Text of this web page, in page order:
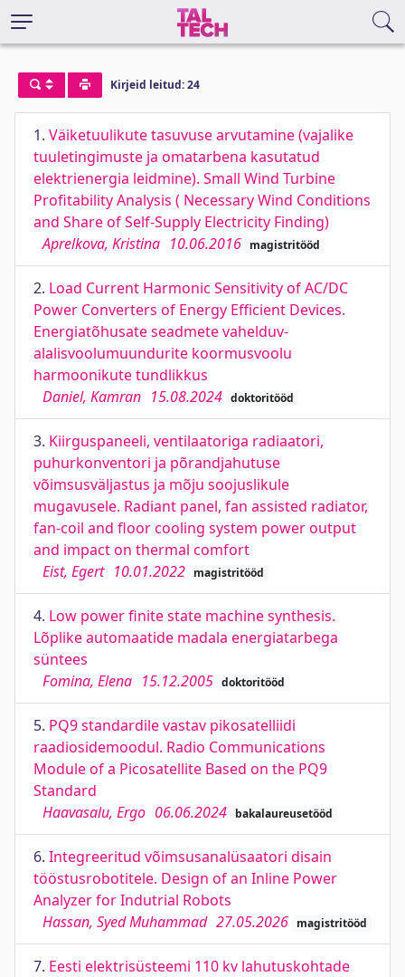
Kirjeid leitud: 24
1. Väiketuulikute tasuvuse arvutamine (vajalike
tuuletingimuste ja omatarbena kasutatud
elektrienergia leidmine). Small Wind Turbine
Profitability Analysis ( Necessary Wind Conditions
and Share of Self-Supply Electricity Finding)
Aprelkova, Kristina 10.06.2016 magistritööd
2. Load Current Harmonic Sensitivity of AC/DC
Power Converters of Energy Efficient Devices.
Energiatõhusate seadmete vahelduv-
alalisvoolumuundurite koormusvoolu
harmoonikute tundlikkus
Daniel, Kamran 15.08.2024 doktoritööd
3. Kiirguspaneeli, ventilaatoriga radiaatori,
puhurkonventori ja põrandjahutuse
võimsusväljastus ja mõju soojuslikule
mugavusele. Radiant panel, fan assisted radiator,
fan-coil and floor cooling system power output
and impact on thermal comfort
Eist, Egert 10.01.2022 magistritööd
4. Low power finite state machine synthesis.
Lõplike automaatide madala energiatarbega
süntees
Fomina, Elena 15.12.2005 doktoritööd
5. PQ9 standardile vastav pikosatelliidi
raadiosidemoodul. Radio Communications
Module of a Picosatellite Based on the PQ9
Standard
Haavasalu, Ergo 06.06.2024 bakalaureusetööd
6. Integreeritud võimsusanalüsaatori disain
tööstusrobotitele. Design of an Inline Power
Analyzer for Indutrial Robots
Hassan, Syed Muhammad 27.05.2026 magistritööd
7. Eesti elektrisüsteemi 110 kv lahutuskohtade